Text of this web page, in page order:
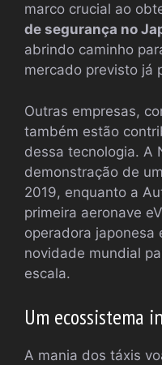
marco crucial ao
de segurança no
abrindo caminho
mercado previsto já
Outras empresas,
também estão
dessa tecnologia. A
demonstração de
2019, enquanto a
primeira aeronave
operadora japonesa
novidade mundial
escala.
Um ecossistema
A mania dos táxis